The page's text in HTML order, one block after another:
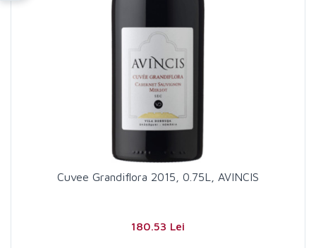
Cuvee Grandiflora 2015, 0.75L, AVINCIS
180.53 Lei